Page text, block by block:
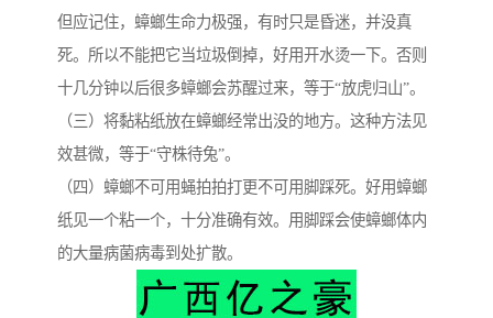
但应记住，蟑螂生命力极强，有时只是昏迷，并没真
死。所以不能把它当垃圾倒掉，好用开水烫一下。否则
十几分钟以后很多蟑螂会苏醒过来，等于“放虎归山”。
（三）将黏粘纸放在蟑螂经常出没的地方。这种方法见
效甚微，等于“守株待兔”。
（四）蟑螂不可用蝇拍拍打更不可用脚踩死。好用蟑螂
纸见一个粘一个，十分准确有效。用脚踩会使蟑螂体内
的大量病菌病毒到处扩散。